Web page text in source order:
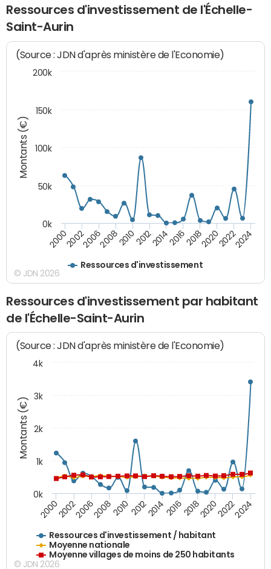
Ressources d'investissement de l'Échelle-
Saint-Aurin
Montants (€)
(Source : JDN d'après ministère de l'Economie)
Ressources d'investissement
200020022006200820102012201420162018202020222024
0k
50k
100k
150k
200k
© JDN 2026
Ressources d'investissement par habitant
de l'Échelle-Saint-Aurin
Montants (€)
(Source : JDN d'après ministère de l'Economie)
Ressources d'investissement / habitant
Moyenne nationale
Moyenne villages de moins de 250 habitants
20002002200620082010 2012201420162018202020222024
0k
1k
2k
3k
4k
© JDN 2026